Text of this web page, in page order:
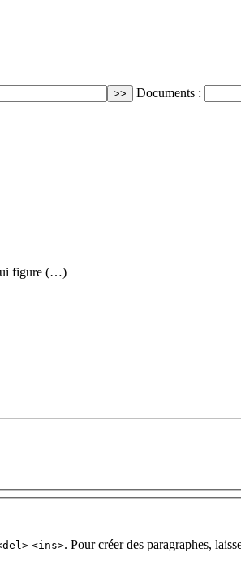
Documents :
figure (…)
<ins>. Pour créer des paragraphes,